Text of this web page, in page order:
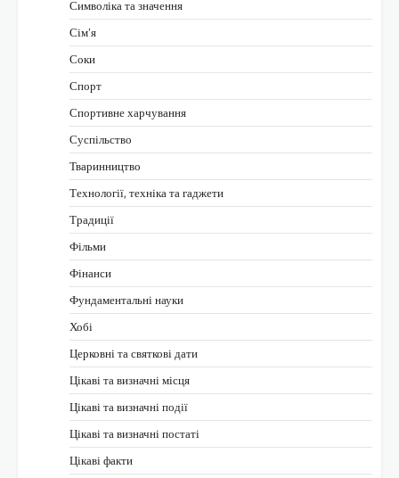
Символіка та значення
Сім’я
Соки
Спорт
Спортивне харчування
Суспільство
Тваринництво
Технології, техніка та гаджети
Традиції
Фільми
Фінанси
Фундаментальні науки
Хобі
Церковні та святкові дати
Цікаві та визначні місця
Цікаві та визначні події
Цікаві та визначні постаті
Цікаві факти